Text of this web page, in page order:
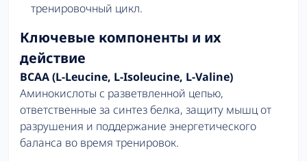
тренировочный цикл.
Ключевые компоненты и их
действие
BCAA (L-Leucine, L-Isoleucine, L-Valine)
Аминокислоты с разветвленной цепью,
ответственные за синтез белка, защиту мышц от
разрушения и поддержание энергетического
баланса во время тренировок.